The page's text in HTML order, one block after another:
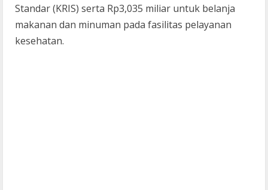
Standar (KRIS) serta Rp3,035 miliar untuk belanja
makanan dan minuman pada fasilitas pelayanan
kesehatan.